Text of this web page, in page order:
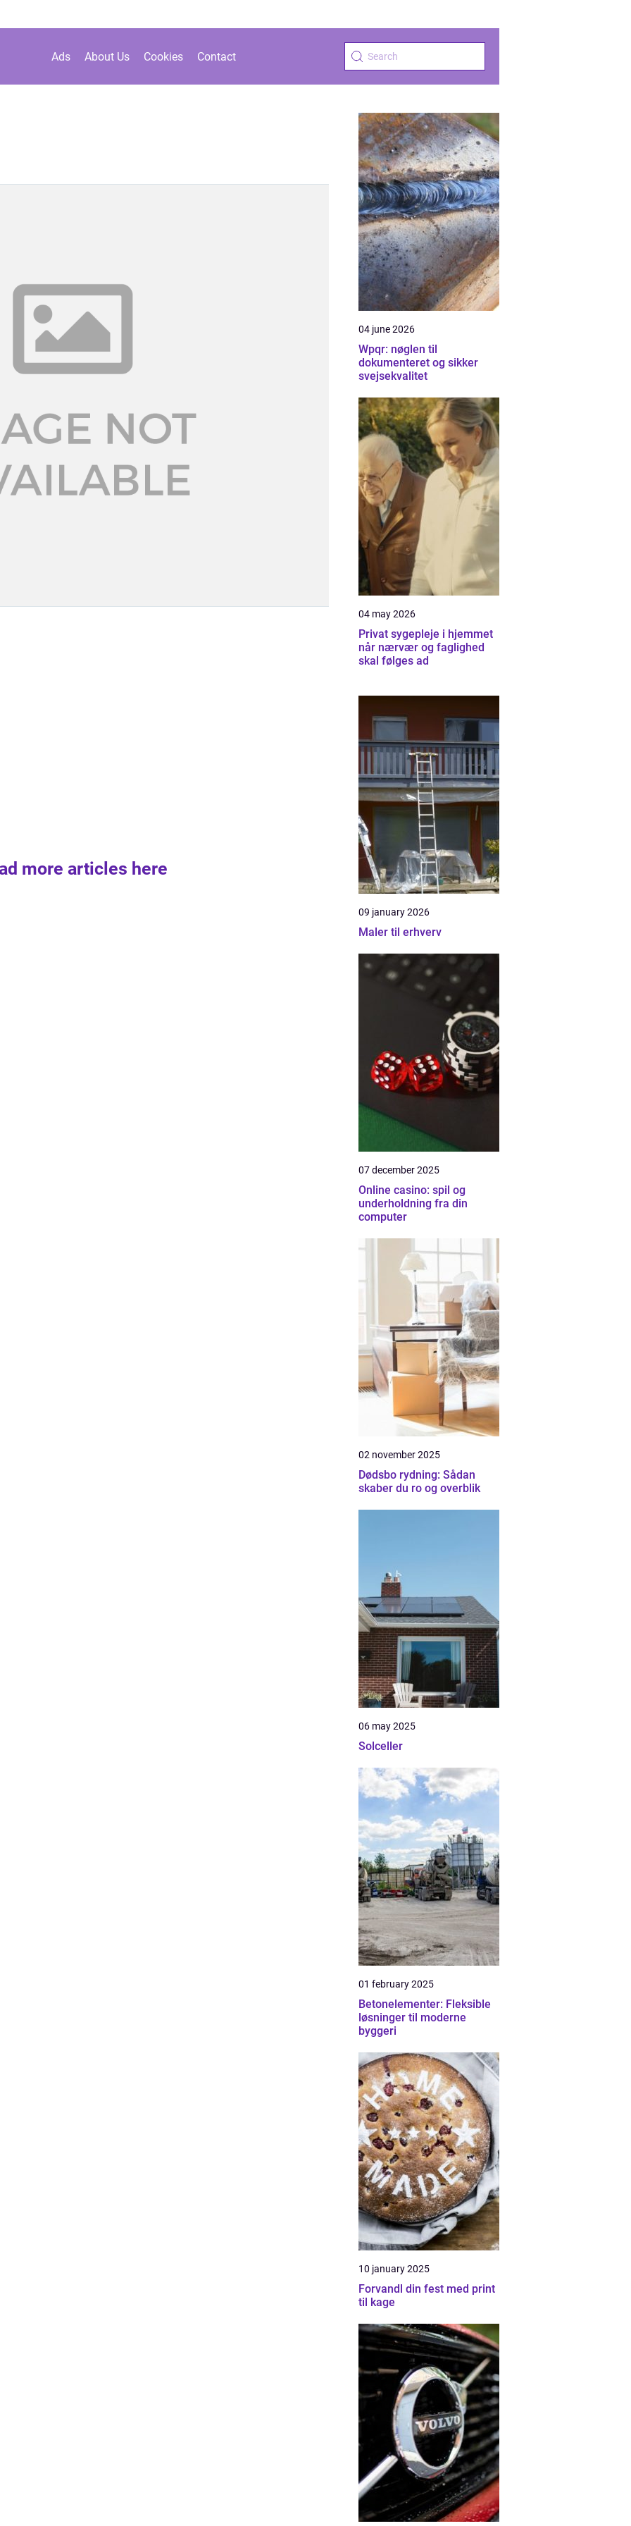
Ads About Us Cookies Contact
more articles here
04 june 2026
Wpqr: nøglen til
dokumenteret og sikker
svejsekvalitet
04 may 2026
Privat sygepleje i hjemmet
når nærvær og faglighed
skal følges ad
09 january 2026
Maler til erhverv
07 december 2025
Online casino: spil og
underholdning fra din
computer
02 november 2025
Dødsbo rydning: Sådan
skaber du ro og overblik
06 may 2025
Solceller
01 february 2025
Betonelementer: Fleksible
løsninger til moderne
byggeri
10 january 2025
Forvandl din fest med print
til kage